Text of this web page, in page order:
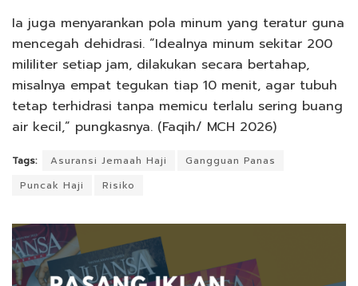
Ia juga menyarankan pola minum yang teratur guna
mencegah dehidrasi. “Idealnya minum sekitar 200
mililiter setiap jam, dilakukan secara bertahap,
misalnya empat tegukan tiap 10 menit, agar tubuh
tetap terhidrasi tanpa memicu terlalu sering buang
air kecil,” pungkasnya. (Faqih/ MCH 2026)
Tags: Asuransi Jemaah Haji
Gangguan Panas
Puncak Haji
Risiko